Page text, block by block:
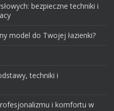
bezpieczne techniki i
model do Twojej łazienki?
techniki i
i komfortu w